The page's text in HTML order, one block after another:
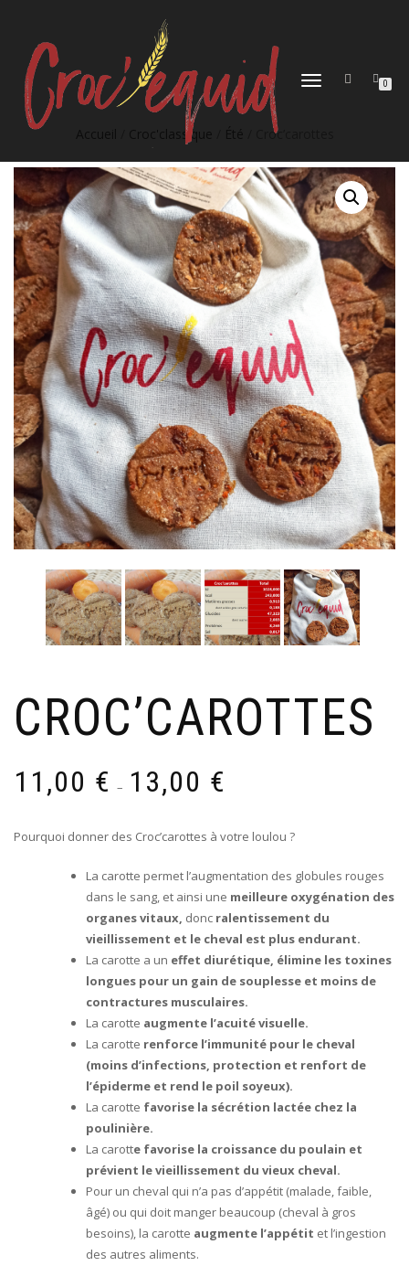
DÉPLIER
0
Croc'classique / Croc’carottes
CROC’CAROTTES
11,00 € – 13,00 €
11,00 €
13,00 €
Pourquoi donner des Croc’carottes à votre loulou ?
La carotte permet l’augmentation des globules rouges
dans le sang, et ainsi une meilleure oxygénation des
organes vitaux, donc ralentissement du
vieillissement et le cheval est plus endurant.
La carotte a un effet diurétique, élimine les toxines
longues pour un gain de souplesse et moins de
contractures musculaires.
La carotte augmente l’acuité visuelle.
La carotte renforce l’immunité pour le cheval
(moins d’infections, protection et renfort de
l’épiderme et rend le poil soyeux).
La carotte favorise la sécrétion lactée chez la
poulinière.
La carotte favorise la croissance du poulain et
prévient le vieillissement du vieux cheval.
Pour un cheval qui n’a pas d’appétit (malade, faible,
âgé) ou qui doit manger beaucoup (cheval à gros
besoins), la carotte augmente l’appétit et l’ingestion
des autres aliments.